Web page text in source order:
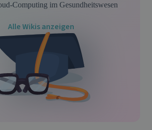
Computing im Gesundheitswesen
Alle Wikis anzeigen